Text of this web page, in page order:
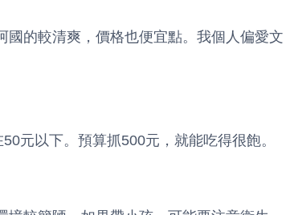
的較清爽，價格也便宜點。我個人偏愛文
元以下。預算抓500元，就能吃得很飽。